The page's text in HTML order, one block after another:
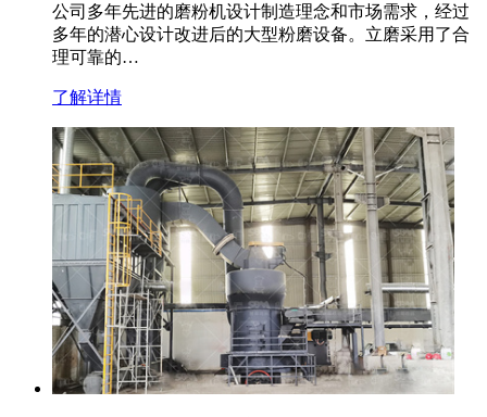
公司多年先进的磨粉机设计制造理念和市场需求，经过
多年的潜心设计改进后的大型粉磨设备。立磨采用了合
理可靠的…
了解详情